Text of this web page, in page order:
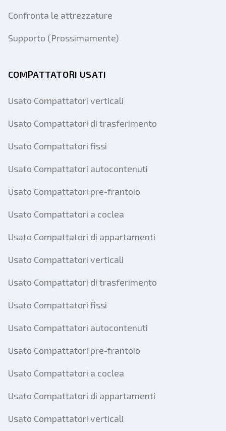
Confronta le attrezzature
Supporto (Prossimamente)
COMPATTATORI USATI
Usato Compattatori verticali
Usato Compattatori di trasferimento
Usato Compattatori fissi
Usato Compattatori autocontenuti
Usato Compattatori pre-frantoio
Usato Compattatori a coclea
Usato Compattatori di appartamenti
Usato Compattatori verticali
Usato Compattatori di trasferimento
Usato Compattatori fissi
Usato Compattatori autocontenuti
Usato Compattatori pre-frantoio
Usato Compattatori a coclea
Usato Compattatori di appartamenti
Usato Compattatori verticali